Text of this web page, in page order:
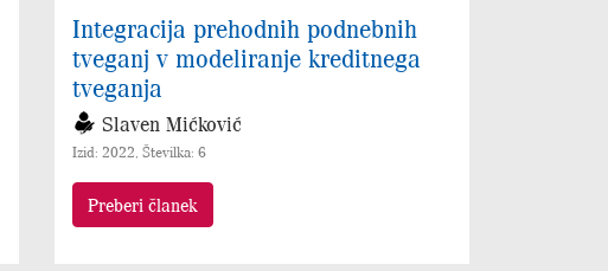
Integracija prehodnih podnebnih
tveganj v modeliranje kreditnega
tveganja
Slaven Mićković
Izid: 2022, Številka: 6
Preberi članek